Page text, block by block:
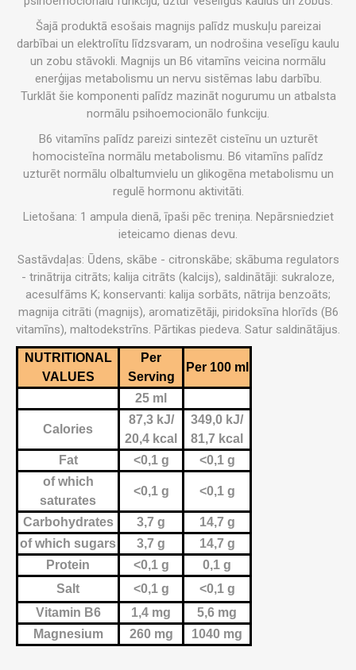
Šajā produktā esošais magnijs palīdz muskuļu pareizai
darbībai un elektrolītu līdzsvaram, un nodrošina veselīgu kaulu
un zobu stāvokli. Magnijs un B6 vitamīns veicina normālu
enerģijas metabolismu un nervu sistēmas labu darbību.
Turklāt šie komponenti palīdz mazināt nogurumu un atbalsta
normālu psihoemocionālo funkciju.
B6 vitamīns palīdz pareizi sintezēt cisteīnu un uzturēt
homocisteīna normālu metabolismu. B6 vitamīns palīdz
uzturēt normālu olbaltumvielu un glikogēna metabolismu un
regulē hormonu aktivitāti.
Lietošana: 1 ampula dienā, īpaši pēc treniņa. Nepārsniedziet
ieteicamo dienas devu.
Sastāvdaļas: Ūdens, skābe - citronskābe; skābuma regulators
- trinātrija citrāts; kalija citrāts (kalcijs), saldinātāji: sukraloze,
acesulfāms K; konservanti: kalija sorbāts, nātrija benzoāts;
magnija citrāti (magnijs), aromatizētāji, piridoksīna hlorīds (B6
vitamīns), maltodekstrīns. Pārtikas piedeva. Satur saldinātājus.
NUTRITIONAL
VALUES
Per
Serving
Per 100 ml
25 ml
Calories
87,3 kJ/
20,4 kcal
349,0 kJ/
81,7 kcal
Fat
<0,1 g
<0,1 g
of which
saturates
<0,1 g <0,1 g
Carbohydrates 3,7 g
14,7 g
of which sugars
3,7 g
14,7 g
Protein
<0,1 g
0,1 g
Salt
<0,1 g
<0,1 g
Vitamin B6
1,4 mg
5,6 mg
Magnesium
260 mg 1040 mg